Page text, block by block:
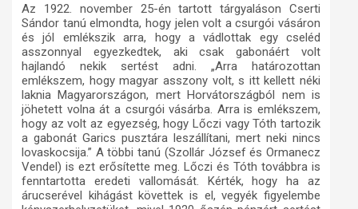
Az 1922. november 25-én tartott tárgyaláson Cserti
Sándor tanú elmondta, hogy jelen volt a csurgói vásáron
és jól emlékszik arra, hogy a vádlottak egy cseléd
asszonnyal egyezkedtek, aki csak gabonáért volt
hajlandó nekik sertést adni. „Arra határozottan
emlékszem, hogy magyar asszony volt, s itt kellett néki
laknia Magyarországon, mert Horvátországból nem is
jöhetett volna át a csurgói vásárba. Arra is emlékszem,
hogy az volt az egyezség, hogy Lőczi vagy Tóth tartozik
a gabonát Garics pusztára leszállítani, mert neki nincs
lovaskocsija.” A többi tanú (Szollár József és Ormanecz
Vendel) is ezt erősítette meg. Lőczi és Tóth továbbra is
fenntartotta eredeti vallomását. Kérték, hogy ha az
árucserével kihágást követtek is el, vegyék figyelembe